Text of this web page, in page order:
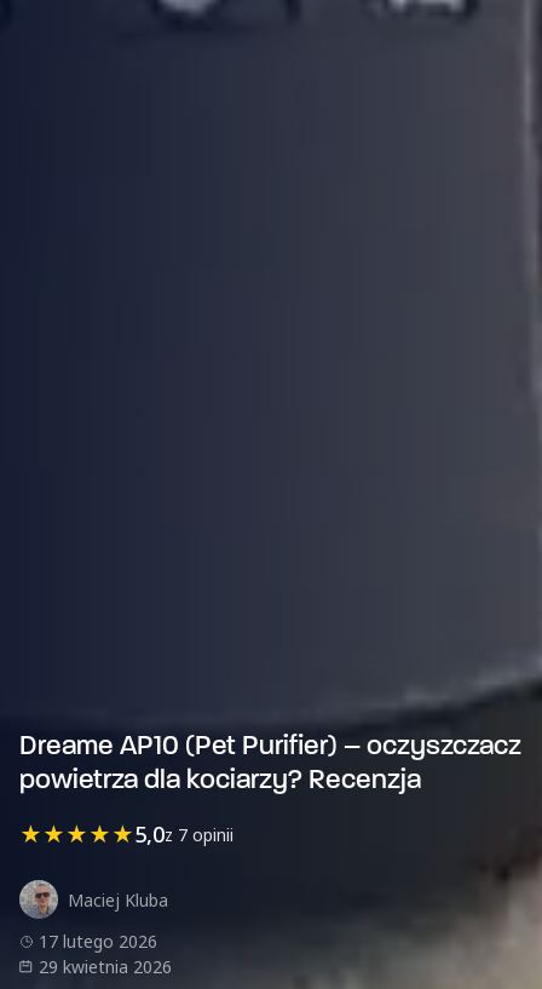
Dreame AP10 (Pet Purifier) – oczyszczacz
powietrza dla kociarzy? Recenzja
★★★★★5,0z 7 opinii
Maciej Kluba
17 lutego 2026
29 kwietnia 2026